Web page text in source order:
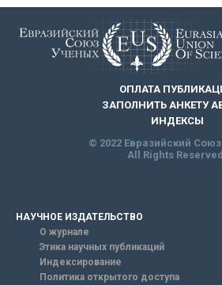
ОПЛАТА
ЗАПОЛНИТЬ АНКЕТУ
ИНДЕКСЫ
© 2022 Евразийский
All Rights Reserved.
НАУЧНОЕ ИЗДАТЕЛЬСТВО
О журнале
Этика научных публикаций
Индексирование
Политика открытого доступа